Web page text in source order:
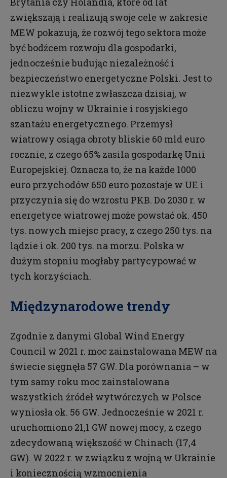
zwiększają i realizują swoje cele w zakresie
MEW pokazują, że rozwój tego sektora może
być bodźcem rozwoju dla gospodarki,
jednocześnie budując niezależność i
bezpieczeństwo energetyczne Polski. Jest to
niezwykle istotne zwłaszcza dzisiaj, w
obliczu wojny w Ukrainie i rosyjskiego
szantażu energetycznego. Przemysł
wiatrowy osiąga obroty bliskie 60 mld euro
rocznie, z czego 65% zasila gospodarkę Unii
Europejskiej. Oznacza to, że na każde 1000
euro przychodów 650 euro pozostaje w UE i
przyczynia się do wzrostu PKB. Do 2030 r. w
energetyce wiatrowej może powstać ok. 450
tys. nowych miejsc pracy, z czego 250 tys. na
lądzie i ok. 200 tys. na morzu. Polska w
dużym stopniu mogłaby partycypować w
tych korzyściach.
Międzynarodowe trendy
Zgodnie z danymi Global Wind Energy
Council w 2021 r. moc zainstalowana MEW na
świecie sięgnęła 57 GW. Dla porównania – w
tym samy roku moc zainstalowana
wszystkich źródeł wytwórczych w Polsce
wyniosła ok. 56 GW. Jednocześnie w 2021 r.
uruchomiono 21,1 GW nowej mocy, z czego
zdecydowaną większość w Chinach (17,4
GW). W 2022 r. w związku z wojną w Ukrainie
i koniecznością wzmocnienia